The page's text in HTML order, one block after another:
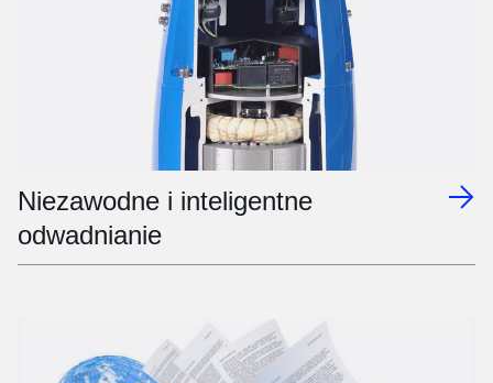
Niezawodne i inteligentne
odwadnianie